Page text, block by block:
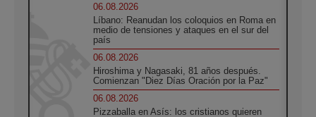
06.08.2026
Líbano: Reanudan los coloquios en Roma en
medio de tensiones y ataques en el sur del
país
06.08.2026
Hiroshima y Nagasaki, 81 años después.
Comienzan "Diez Días Oración por la Paz"
06.08.2026
Pizzaballa en Asís: los cristianos quieren